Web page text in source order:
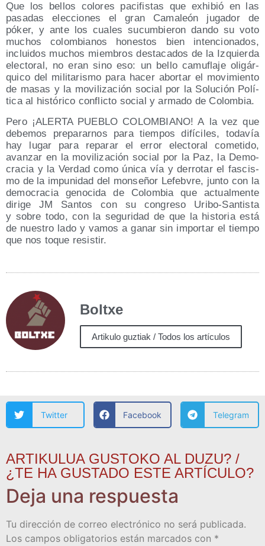
Que los bellos colo­res paci­fis­tas que exhi­bió en las
pasa­das elec­cio­nes el gran Cama­león juga­dor de
póker, y ante los cua­les sucum­bie­ron dan­do su voto
muchos colom­bia­nos hones­tos bien inten­cio­na­dos,
inclui­dos muchos miem­bros des­ta­ca­dos de la Izquier­da
elec­to­ral, no eran sino eso: un bello camu­fla­je oli­gár­
qui­co del mili­ta­ris­mo para hacer abor­tar el movi­mien­to
de masas y la movi­li­za­ción social por la Solu­ción Polí­
ti­ca al his­tó­ri­co con­flic­to social y arma­do de Colombia.
Pero ¡ALERTA PUEBLO COLOMBIANO! A la vez que
debe­mos pre­pa­rar­nos para tiem­pos difí­ci­les, toda­vía
hay lugar para repa­rar el error elec­to­ral come­ti­do,
avan­zar en la movi­li­za­ción social por la Paz, la Demo­
cra­cia y la Ver­dad como úni­ca vía y derro­tar el fas­cis­
mo de la impu­ni­dad del mon­se­ñor Lefeb­vre, jun­to con la
demo­cra­cia geno­ci­da de Colom­bia que actual­men­te
diri­ge JM San­tos con su con­gre­so Uri­bo-San­tis­ta
y sobre todo, con la segu­ri­dad de que la his­to­ria está
de nues­tro lado y vamos a ganar sin impor­tar el tiem­po
que nos toque resistir.
Boltxe
Artikulo guztiak / Todos los artículos
Twitter Facebook Telegram
ARTIKULUA GUSTOKO AL DUZU? /
¿TE HA GUSTADO ESTE ARTÍCULO?
Deja una respuesta
Tu dirección de correo electrónico no será publicada.
Los campos obligatorios están marcados con *